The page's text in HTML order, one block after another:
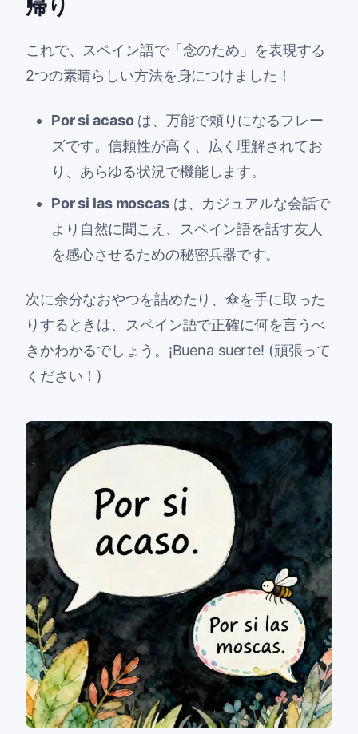
これで、スペイン語で「念のため」を表現する
2つの素晴らしい方法を身につけました！
Por si acasoは、万能で頼りになるフレー
ズです。信頼性が高く、広く理解されてお
り、あらゆる状況で機能します。
Por si las moscasは、カジュアルな会話で
より自然に聞こえ、スペイン語を話す友人
を感心させるための秘密兵器です。
次に余分なおやつを詰めたり、傘を手に取った
りするときは、スペイン語で正確に何を言うべ
きかわかるでしょう。¡Buena suerte! (頑張って
ください！)